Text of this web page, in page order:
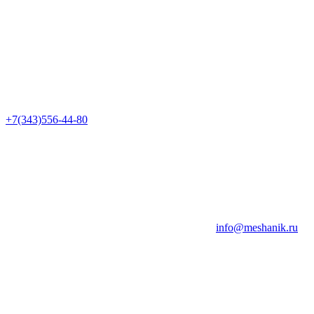
+7(343)556-44-80
info@meshanik.ru